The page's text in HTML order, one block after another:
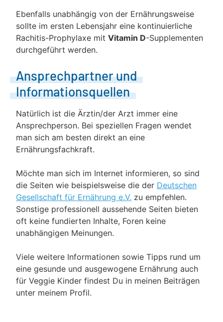
Ebenfalls unabhängig von der Ernährungsweise
sollte im ersten Lebensjahr eine kontinuierliche
Rachitis-Prophylaxe mit Vitamin D-Supplementen
durchgeführt werden.
Ansprechpartner und
Informationsquellen
Natürlich ist die Ärztin/der Arzt immer eine
Ansprechperson. Bei speziellen Fragen wendet
man sich am besten direkt an eine
Ernährungsfachkraft.
Möchte man sich im Internet informieren, so sind
die Seiten wie beispielsweise die der Deutschen
Gesellschaft für Ernährung e.V. zu empfehlen.
Sonstige professionell aussehende Seiten bieten
oft keine fundierten Inhalte, Foren keine
unabhängigen Meinungen.
Viele weitere Informationen sowie Tipps rund um
eine gesunde und ausgewogene Ernährung auch
für Veggie Kinder findest Du in meinen Beiträgen
unter meinem Profil.